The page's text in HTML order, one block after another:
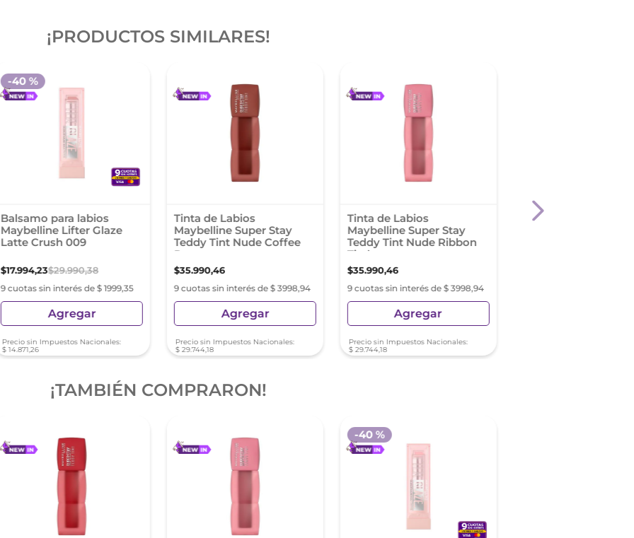
¡PRODUCTOS SIMILARES!
Balsamo para labios
Maybelline Lifter Glaze
Latte Crush 009
$17.994,23$29.990,38
9 cuotas sin interés de $ 1999,35
-40 %
Agregar
Precio sin Impuestos Nacionales:
$ 14.871,26
Tinta de Labios
Maybelline Super Stay
Teddy Tint Nude Coffee
Date
$35.990,46
9 cuotas sin interés de $ 3998,94
Agregar
Precio sin Impuestos Nacionales:
$ 29.744,18
Tinta de Labios
Maybelline Super Stay
Teddy Tint Nude Ribbon
Tied
$35.990,46
9 cuotas sin interés de $ 3998,94
Agregar
Precio sin Impuestos Nacionales:
$ 29.744,18
Tinta de Labios
¡TAMBIÉN COMPRARON!
-40 %